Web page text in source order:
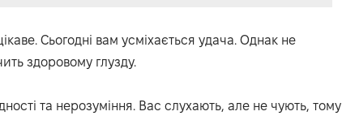
Сьогодні вам усміхається удача. Однак не
здоровому глузду.
та нерозуміння. Вас слухають, але не чують, тому